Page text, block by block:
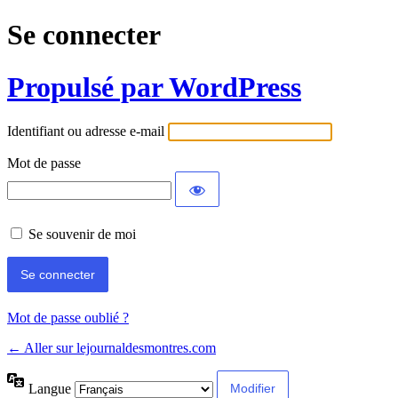
Se connecter
Propulsé par WordPress
Identifiant ou adresse e-mail
Mot de passe
Se souvenir de moi
Mot de passe oublié ?
← Aller sur lejournaldesmontres.com
Langue